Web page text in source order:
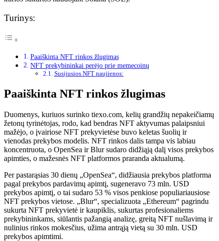
Turinys:
Paaiškinta NFT rinkos žlugimas
NFT prekybininkai perėjo prie memecoinų
Susijusios NFT naujienos:
Paaiškinta NFT rinkos žlugimas
Duomenys, kuriuos surinko tiexo.com, kelių grandžių nepakeičiamų
žetonų tyrinėtojas, rodo, kad bendras NFT aktyvumas palaipsniui
mažėjo, o įvairiose NFT prekyvietėse buvo keletas šuolių ir
vienodas prekybos modelis. NFT rinkos dalis tampa vis labiau
koncentruota, o OpenSea ir Blur sudaro didžiąją dalį visos prekybos
apimties, o mažesnės NFT platformos praranda aktualumą.
Per pastarąsias 30 dienų „OpenSea“, didžiausia prekybos platforma
pagal prekybos pardavimų apimtį, sugeneravo 73 mln. USD
prekybos apimtį, o tai sudaro 53 % visos penkiose populiariausiose
NFT prekybos vietose. „Blur“, specializuota „Ethereum“ pagrindu
sukurta NFT prekyvietė ir kaupiklis, sukurtas profesionaliems
prekybininkams, siūlantis pažangią analizę, greitą NFT nušlavimą ir
nulinius rinkos mokesčius, užima antrąją vietą su 30 mln. USD
prekybos apimtimi.